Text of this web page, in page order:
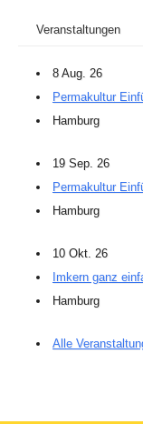
Veranstaltungen
8 Aug. 26
Permakultur
Hamburg
19 Sep. 26
Permakultur
Hamburg
10 Okt. 26
Imkern ganz
Hamburg
Alle